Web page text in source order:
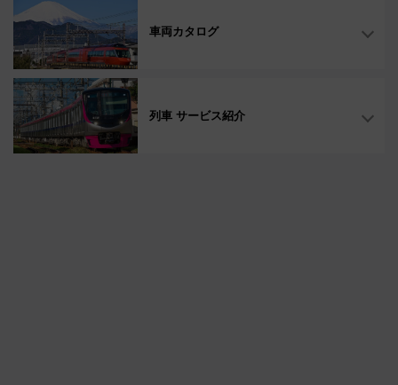
車両カタログ
列車 サービス紹介